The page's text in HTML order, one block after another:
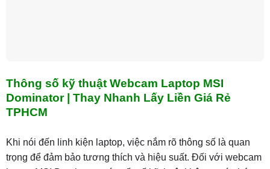
Thông số kỹ thuật Webcam Laptop MSI
Dominator | Thay Nhanh Lấy Liền Giá Rẻ
TPHCM
Khi nói đến linh kiện laptop, việc nắm rõ thông số là quan
trọng để đảm bảo tương thích và hiệu suất. Đối với webcam